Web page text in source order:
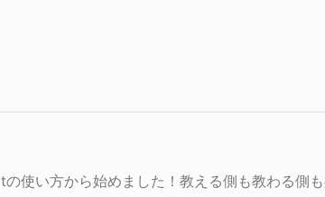
使い方から始めました！教える側も教わる側